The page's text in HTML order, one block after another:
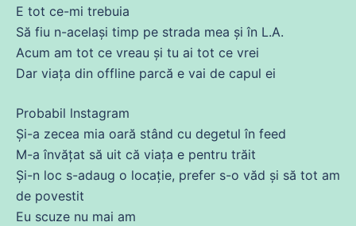
E tot ce-mi trebuia
Să fiu n-același timp pe strada mea și în L.A.
Acum am tot ce vreau și tu ai tot ce vrei
Dar viața din offline parcă e vai de capul ei
Probabil lnstagram
Și-a zecea mia oară stând cu degetul în feed
M-a învățat să uit că viața e pentru trăit
Și-n loc s-adaug o locație, prefer s-o văd și să tot am
de povestit
Eu scuze nu mai am